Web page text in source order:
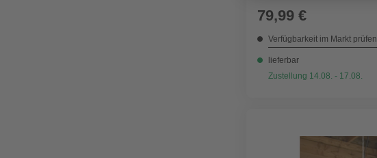
79,99 €
Verfügbarkeit im Markt prüfen
lieferbar
Zustellung 14.08. - 17.08.